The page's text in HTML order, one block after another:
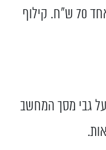
תוספות מחיר : תיקון משטח לצד אחד 70 ש"ח. קילוף
על גבי מסך המחשב